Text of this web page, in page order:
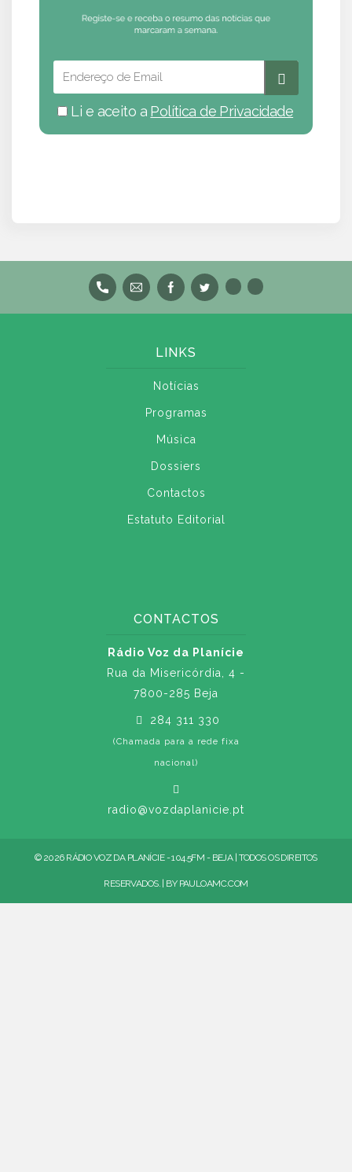
Li e aceito a Política de Privacidade
LINKS
Notícias
Programas
Música
Dossiers
Contactos
Estatuto Editorial
CONTACTOS
Rádio Voz da Planície
Rua da Misericórdia, 4 -
7800-285 Beja
284 311 330
(Chamada para a rede fixa
nacional)
radio@vozdaplanicie.pt
© 2026 RÁDIO VOZ DA PLANÍCIE - 104.5FM - BEJA | TODOS OS DIREITOS
RESERVADOS. | BY PAULOAMC.COM